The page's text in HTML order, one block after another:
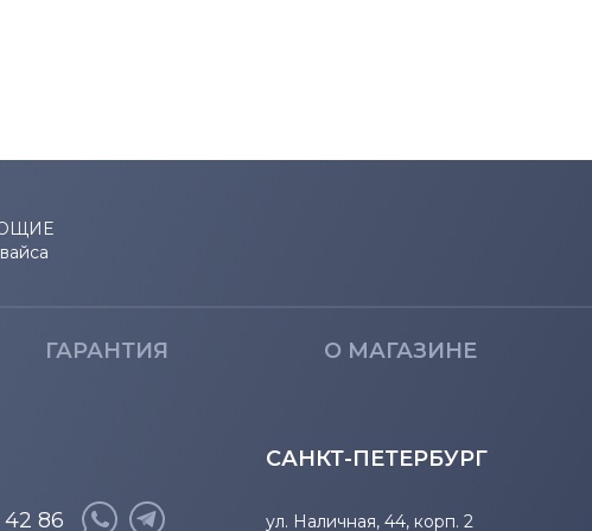
ГАРАНТИЯ О МАГАЗИНЕ
42 86
САНКТ-ПЕТЕРБУРГ
ул. Наличная, 44, корп. 2